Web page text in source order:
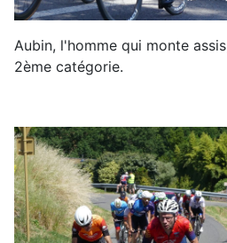
Aubin, l'homme qui monte
2ème catégorie.